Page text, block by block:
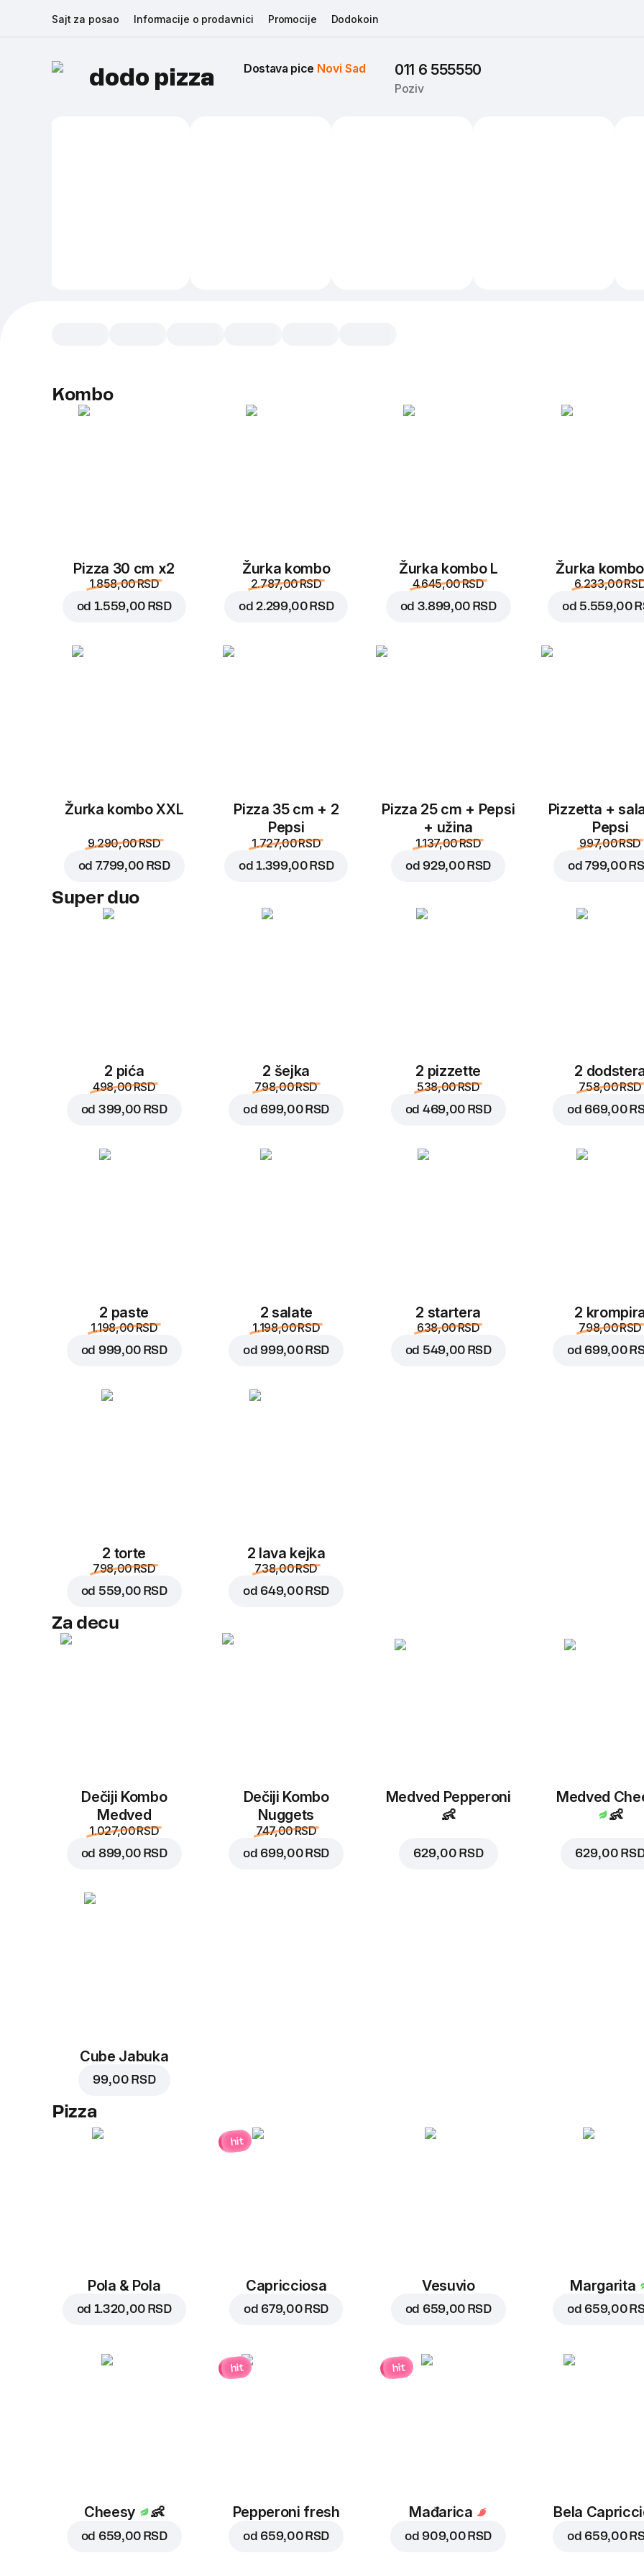
Sajt za posao Informacije o prodavnici Promocije Dodokoin
dodo pizza Dostava pice Novi Sad 011 6 555550
Poziv
Kombo
Pizza 30 cm x2
1.858,00 RSD
od 1.559,00 RSD
Žurka kombo
2.787,00 RSD
od2.299,00 RSD
Žurka kombo L
4.645,00 RSD
od 3.899,00 RSD
Žurka
6.233,00
od 5.559,00
Žurka kombo XXL
9.290,00 RSD
od 7.799,00 RSD
Pizza 35 cm + 2
Pepsi
1.727,00 RSD
od1.399,00 RSD
Pizza 25 cm + Pepsi
+ užina
1.137,00 RSD
od 929,00 RSD
Pizzetta +
Pepsi
997,00 RSD
od799,00
Super duo
2 pića
498,00 RSD
od 399,00 RSD
2 šejka
798,00 RSD
od 699,00 RSD
2 pizzette
538,00 RSD
od 469,00 RSD
2
758,00 RSD
od 669,00
2 paste
1.198,00 RSD
od 999,00 RSD
2 salate
1.198,00 RSD
od 999,00 RSD
2 startera
638,00 RSD
od 549,00 RSD
2
798,00 RSD
od 699,00
2 torte
798,00 RSD
od 559,00 RSD
2 lava kejka
738,00 RSD
od 649,00 RSD
Za decu
Dečiji Kombo
Medved
1.027,00 RSD
od 899,00 RSD
Dečiji Kombo
Nuggets
747,00 RSD
od 699,00 RSD
Medved Pepperoni
👶
629,00 RSD
Medved
👶
629,00
Cube Jabuka
99,00 RSD
Pizza
Pola & Pola
od 1.320,00 RSD
hit
Capricciosa
od 679,00 RSD
Vesuvio
od 659,00 RSD
Margarita
od 659,00
Cheesy 👶
od 659,00 RSD
hit
Pepperoni fresh
od 659,00 RSD
hit
Mađarica
od 909,00 RSD
Bela
od 659,00